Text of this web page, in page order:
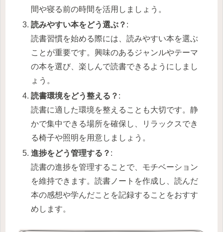
間や寝る前の時間を活用しましょう。
読みやすい本をどう選ぶ？ :
読書習慣を始める際には、読みやすい本を選ぶ
ことが重要です。興味のあるジャンルやテーマ
の本を選び、楽しんで読書できるようにしまし
ょう。
読書環境をどう整える？ :
読書に適した環境を整えることも大切です。静
かで集中できる場所を確保し、リラックスでき
る椅子や照明を用意しましょう。
進捗をどう管理する？ :
読書の進捗を管理することで、モチベーション
を維持できます。読書ノートを作成し、読んだ
本の感想や学んだことを記録することをおすす
めします。